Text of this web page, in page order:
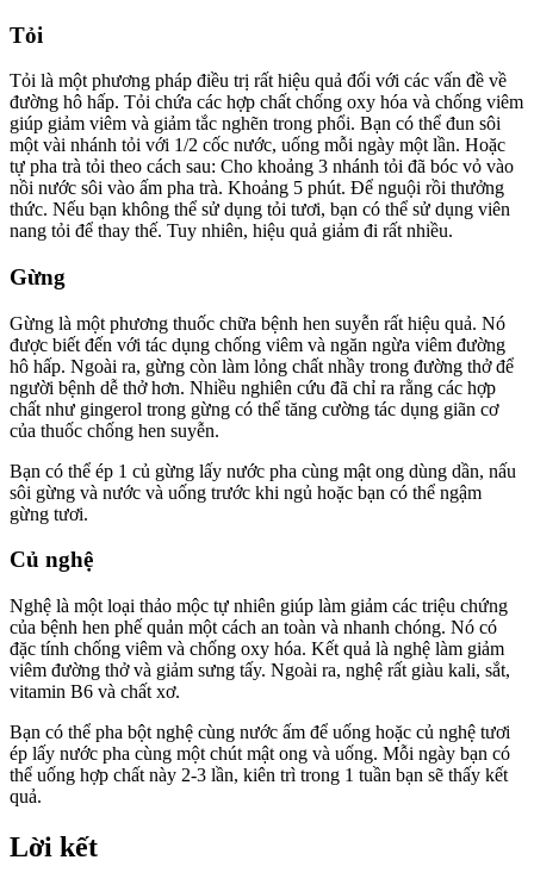
Tỏi
Tỏi là một phương pháp điều trị rất hiệu quả đối với các vấn đề về
đường hô hấp. Tỏi chứa các hợp chất chống oxy hóa và chống viêm
giúp giảm viêm và giảm tắc nghẽn trong phổi. Bạn có thể đun sôi
một vài nhánh tỏi với 1/2 cốc nước, uống mỗi ngày một lần. Hoặc
tự pha trà tỏi theo cách sau: Cho khoảng 3 nhánh tỏi đã bóc vỏ vào
nồi nước sôi vào ấm pha trà. Khoảng 5 phút. Để nguội rồi thưởng
thức. Nếu bạn không thể sử dụng tỏi tươi, bạn có thể sử dụng viên
nang tỏi để thay thế. Tuy nhiên, hiệu quả giảm đi rất nhiều.
Gừng
Gừng là một phương thuốc chữa bệnh hen suyễn rất hiệu quả. Nó
được biết đến với tác dụng chống viêm và ngăn ngừa viêm đường
hô hấp. Ngoài ra, gừng còn làm lỏng chất nhầy trong đường thở để
người bệnh dễ thở hơn. Nhiều nghiên cứu đã chỉ ra rằng các hợp
chất như gingerol trong gừng có thể tăng cường tác dụng giãn cơ
của thuốc chống hen suyễn.
Bạn có thể ép 1 củ gừng lấy nước pha cùng mật ong dùng dần, nấu
sôi gừng và nước và uống trước khi ngủ hoặc bạn có thể ngậm
gừng tươi.
Củ nghệ
Nghệ là một loại thảo mộc tự nhiên giúp làm giảm các triệu chứng
của bệnh hen phế quản một cách an toàn và nhanh chóng. Nó có
đặc tính chống viêm và chống oxy hóa. Kết quả là nghệ làm giảm
viêm đường thở và giảm sưng tấy. Ngoài ra, nghệ rất giàu kali, sắt,
vitamin B6 và chất xơ.
Bạn có thể pha bột nghệ cùng nước ấm để uống hoặc củ nghệ tươi
ép lấy nước pha cùng một chút mật ong và uống. Mỗi ngày bạn có
thể uống hợp chất này 2-3 lần, kiên trì trong 1 tuần bạn sẽ thấy kết
quả.
Lời kết